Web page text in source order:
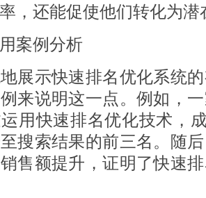
，还能促使他们转化为潜
案例分析
展示快速排名优化系统
来说明这一点。例如，
用快速排名优化技术，
搜索结果的前三名。随
售额提升，证明了快速